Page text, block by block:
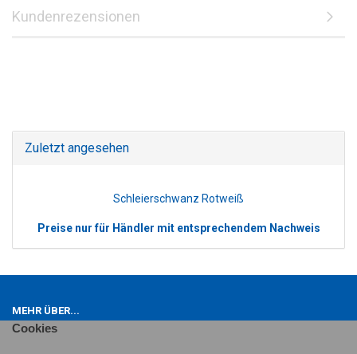
Cookies
Kundenrezensionen
Zuletzt angesehen
Schleierschwanz Rotweiß
Preise nur für Händler mit entsprechendem Nachweis
MEHR ÜBER...
Impressum